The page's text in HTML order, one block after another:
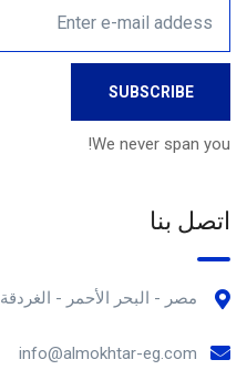
We never span you!
اتصل بنا
مصر - البحر الأحمر - الغردقة
info@almokhtar-eg.com